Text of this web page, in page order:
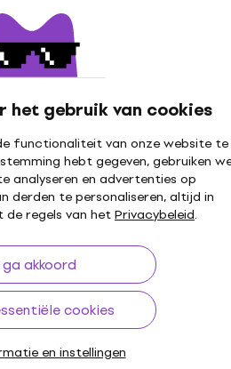
het gebruik van cookies
functionaliteit van onze website te
hebt gegeven, gebruiken
analyseren en advertenties op
te personaliseren, altijd in
de regels van hetPrivacybeleid.
ga akkoord
cookies
en instellingen